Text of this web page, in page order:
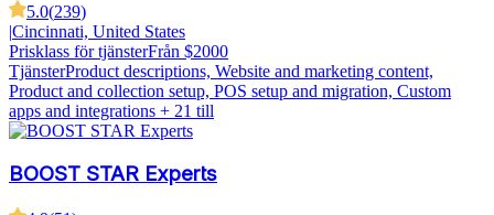
5.0(239)
|Cincinnati, United States
Prisklass för tjänsterFrån $2000
TjänsterProduct descriptions, Website and marketing content,
Product and collection setup, POS setup and migration, Custom
apps and integrations + 21 till
BOOST STAR Experts